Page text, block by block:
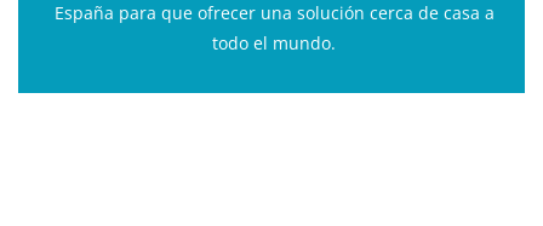
España para que ofrecer una solución cerca de casa a
todo el mundo.